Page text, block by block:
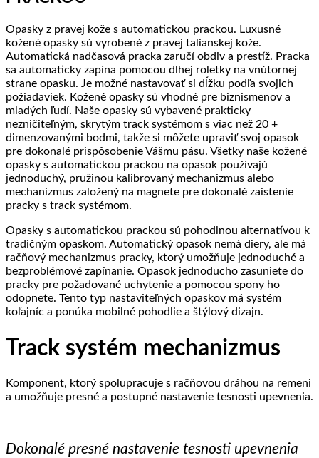
Opasky z pravej kože s automatickou prackou. Luxusné
kožené opasky sú vyrobené z pravej talianskej kože.
Automatická nadčasová pracka zaručí obdiv a prestíž. Pracka
sa automaticky zapína pomocou dlhej roletky na vnútornej
strane opasku. Je možné nastavovať si dĺžku podľa svojich
požiadaviek. Kožené opasky sú vhodné pre biznismenov a
mladých ľudí. Naše opasky sú vybavené prakticky
nezničiteľným, skrytým track systémom s viac než 20 +
dimenzovanými bodmi, takže si môžete upraviť svoj opasok
pre dokonalé prispôsobenie Vášmu pásu. Všetky naše kožené
opasky s automatickou prackou na opasok používajú
jednoduchý, pružinou kalibrovaný mechanizmus alebo
mechanizmus založený na magnete pre dokonalé zaistenie
pracky s track systémom.
Opasky s automatickou prackou sú pohodlnou alternatívou k
tradičným opaskom. Automatický opasok nemá diery, ale má
račňový mechanizmus pracky, ktorý umožňuje jednoduché a
bezproblémové zapínanie. Opasok jednoducho zasuniete do
pracky pre požadované uchytenie a pomocou spony ho
odopnete. Tento typ nastaviteľných opaskov má systém
koľajníc a ponúka mobilné pohodlie a štýlový dizajn.
Track systém mechanizmus
Komponent, ktorý spolupracuje s račňovou dráhou na remeni
a umožňuje presné a postupné nastavenie tesnosti upevnenia.
Dokonalé presné nastavenie tesnosti upevnenia